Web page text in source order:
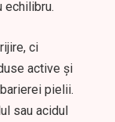
echilibru.
ci
active și
pielii.
sau acidul